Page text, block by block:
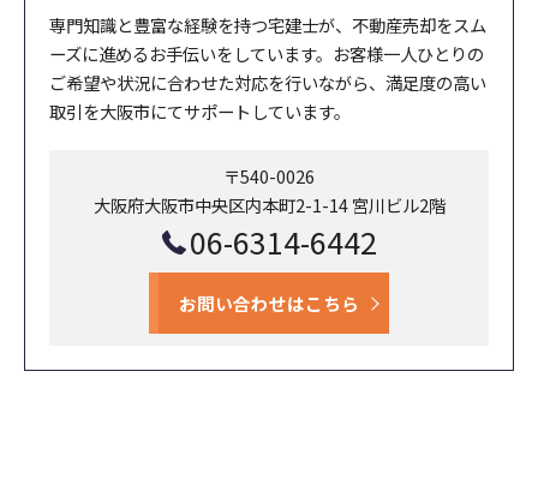
専門知識と豊富な経験を持つ宅建士が、不動産売却をスム
ーズに進めるお手伝いをしています。お客様一人ひとりの
ご希望や状況に合わせた対応を行いながら、満足度の高い
取引を大阪市にてサポートしています。
〒540-0026
大阪府大阪市中央区内本町2-1-14 宮川ビル2階
06-6314-6442
お問い合わせはこちら